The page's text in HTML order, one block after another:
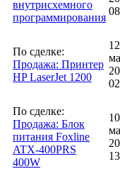
внутрисхемного
программирования
По сделке:
Продажа: Принтер
HP LaserJet 1200
12
По сделке:
Продажа: Блок
питания Foxline
ATX-400PRS
400W
10